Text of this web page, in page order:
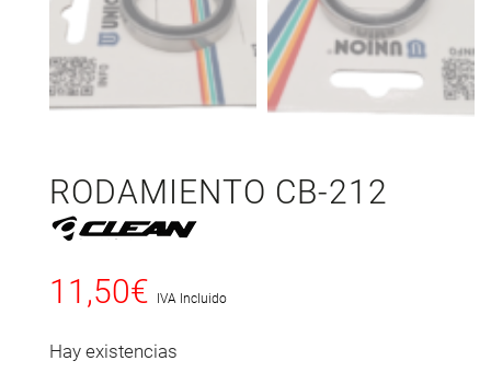
RODAMIENTO CB-212
11,50€ IVA Incluido
Hay existencias